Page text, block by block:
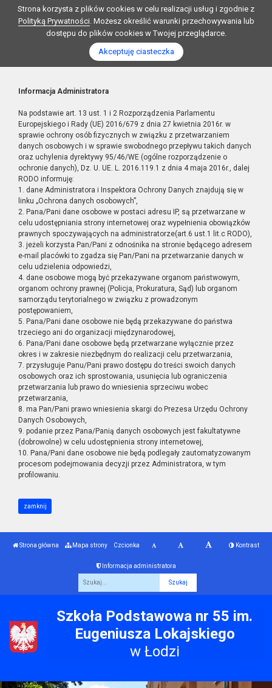
Strona korzysta z plików cookies w celu realizacji usług i zgodnie z
Polityką Prywatności. Możesz określić warunki przechowywania lub
dostępu do plików cookies w Twojej przeglądarce.
Akceptuję ciasteczka
Informacja Administratora
Na podstawie art. 13 ust. 1 i 2 Rozporządzenia Parlamentu
Europejskiego i Rady (UE) 2016/679 z dnia 27 kwietnia 2016r. w
sprawie ochrony osób fizycznych w związku z przetwarzaniem
danych osobowych i w sprawie swobodnego przepływu takich danych
oraz uchylenia dyrektywy 95/46/WE (ogólne rozporządzenie o
ochronie danych), Dz. U. UE. L. 2016.119.1 z dnia 4 maja 2016r., dalej
RODO informuję:
1. dane Administratora i Inspektora Ochrony Danych znajdują się w
linku „Ochrona danych osobowych”,
2. Pana/Pani dane osobowe w postaci adresu IP, są przetwarzane w
celu udostępniania strony internetowej oraz wypełnienia obowiązków
prawnych spoczywających na administratorze(art.6 ust.1 lit.c RODO),
3. jeżeli korzysta Pan/Pani z odnośnika na stronie będącego adresem
e-mail placówki to zgadza się Pan/Pani na przetwarzanie danych w
celu udzielenia odpowiedzi,
4. dane osobowe mogą być przekazywane organom państwowym,
organom ochrony prawnej (Policja, Prokuratura, Sąd) lub organom
samorządu terytorialnego w związku z prowadzonym
postępowaniem,
5. Pana/Pani dane osobowe nie będą przekazywane do państwa
trzeciego ani do organizacji międzynarodowej,
6. Pana/Pani dane osobowe będą przetwarzane wyłącznie przez
okres i w zakresie niezbędnym do realizacji celu przetwarzania,
7. przysługuje Panu/Pani prawo dostępu do treści swoich danych
osobowych oraz ich sprostowania, usunięcia lub ograniczenia
przetwarzania lub prawo do wniesienia sprzeciwu wobec
przetwarzania,
8. ma Pan/Pani prawo wniesienia skargi do Prezesa Urzędu Ochrony
Danych Osobowych,
9. podanie przez Pana/Panią danych osobowych jest fakultatywne
(dobrowolne) w celu udostępnienia strony internetowej,
10. Pana/Pani dane osobowe nie będą podlegały zautomatyzowanym
procesom podejmowania decyzji przez Administratora, w tym
profilowaniu.
zamknij
Strona główna Mapa strony Czcionka Kontrast
Informacja administratora
Szkoła Podstawowa nr 55 im.
Eugeniusza Lokajskiego
w Łodzi